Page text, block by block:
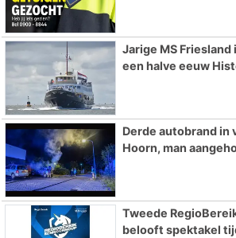
Jarige MS
een halve eeuw
Derde autobrand in
Hoorn, man
Tweede
belooft spektakel